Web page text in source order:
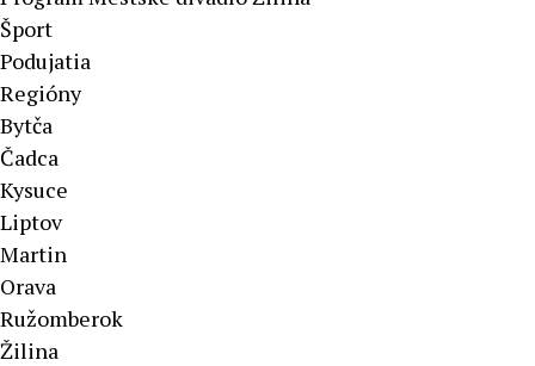
Šport
Podujatia
Regióny
Bytča
Čadca
Kysuce
Liptov
Martin
Orava
Ružomberok
Žilina